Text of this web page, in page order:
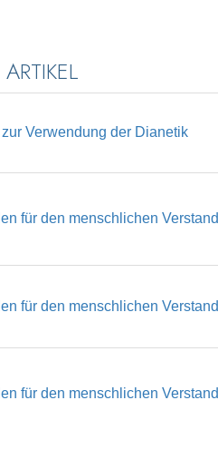
Verwendung der Dianetik
für den menschlichen Verstand
für den menschlichen Verstand
für den menschlichen Verstand